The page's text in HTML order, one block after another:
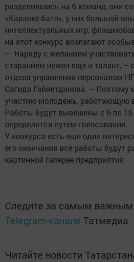
разделившись на 6 команд, они
«Караоке-батл», у них большой
интеллектуальных игр,
на этот конкурс возлагают
– Наряду с желанием
старанием нужен еще и талант, –
отдела управления персоналом
Сагида Гайнетдинова. – Поэтому
участию молодежь, работающую
Работы будут вывешены с 6 по 16
определится путем голосования.
У конкурса есть еще один
его окончания все работы будут
картинной галерее предприятия.
Следите за самым
Telegram-канале Татмедиа
Читайте новости